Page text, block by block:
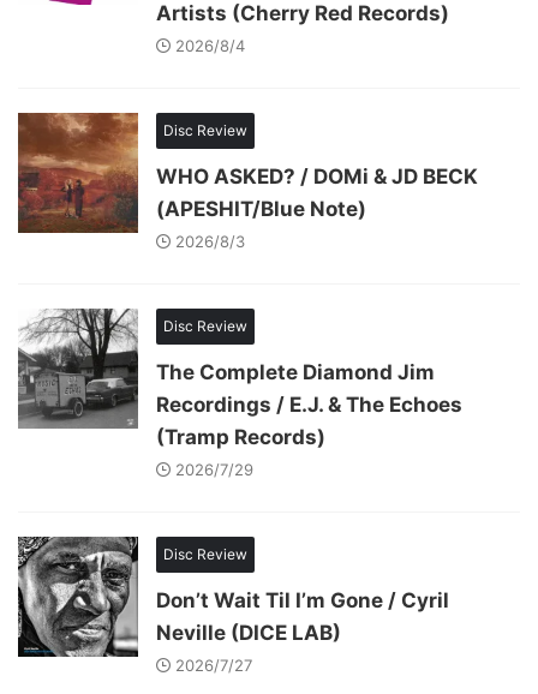
Artists (Cherry Red Records)
2026/8/4
Disc Review
WHO ASKED? / DOMi & JD BECK
(APESHIT/Blue Note)
2026/8/3
Disc Review
The Complete Diamond Jim
Recordings / E.J. & The Echoes
(Tramp Records)
2026/7/29
Disc Review
Don’t Wait Til I’m Gone / Cyril
Neville (DICE LAB)
2026/7/27